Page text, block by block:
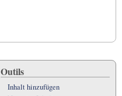
Outils
Inhalt hinzufügen